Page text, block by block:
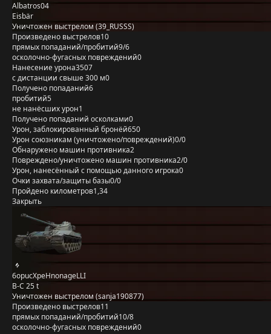
Albatros04
Eisbär
Уничтожен выстрелом (39_RUSSS)
Произведено выстрелов10
прямых попаданий/пробитий9/6
осколочно-фугасных повреждений0
Нанесение урона3507
с дистанции свыше 300 м0
Получено попаданий6
пробитий5
не нанёсших урон1
Получено попаданий осколками0
Урон, заблокированный бронёй650
Урон союзникам (уничтожено/повреждений)0/0
Обнаружено машин противника2
Повреждено/уничтожено машин противника2/0
Урон, нанесённый с помощью данного игрока0
Очки захвата/защиты базы0/0
Пройдено километров1,34
Закрыть
6opucXpeHnonageLLI
B-C 25 t
Уничтожен выстрелом (sanja190877)
Произведено выстрелов11
прямых попаданий/пробитий10/8
осколочно-фугасных повреждений0